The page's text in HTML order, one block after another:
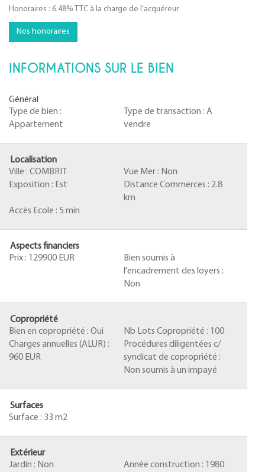
Honoraires : 6.48% TTC à la charge de l'acquéreur
Nos honoraires
INFORMATIONS SUR LE BIEN
Général
Type de bien :
Appartement
Type de transaction : A
vendre
Localisation
Ville : COMBRIT Vue Mer : Non
Exposition : Est Distance Commerces : 2.8
km
Accès Ecole : 5 min
Aspects financiers
Prix : 129900 EUR
Bien soumis à
l'encadrement des loyers :
Non
Copropriété
Bien en copropriété : Oui Nb Lots Copropriété : 100
Charges annuelles (ALUR) :
960 EUR
Procédures diligentées c/
syndicat de copropriété :
Non soumis à un impayé
Surfaces
Surface : 33 m2
Extérieur
Jardin : Non Année construction : 1980